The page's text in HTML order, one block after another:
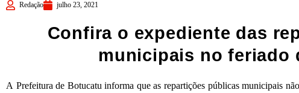
Redação
julho 23, 2021
Confira o expediente das
municipais no feriado
A Prefeitura de Botucatu informa que as repartições públicas municipais